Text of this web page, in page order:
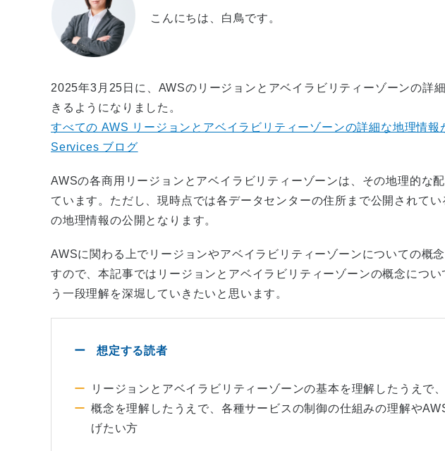
こんにちは、白鳥です。
2025年3月25日に、AWSのリージョンとアベイラビリティーゾーンの詳
きるようになりました。
すべての AWS リージョンとアベイラビリティーゾーンの詳細な地理情
Services ブログ
AWSの各商用リージョンとアベイラビリティーゾーンは、その地理的な
ています。ただし、現時点では各データセンターの住所まで公開されて
の地理情報の公開となります。
AWSに関わる上でリージョンやアベイラビリティーゾーンについての概
すので、本記事ではリージョンとアベイラビリティーゾーンの概念につ
う一段理解を深堀していきたいと思います。
想定する読者
リージョンとアベイラビリティーゾーンの基本を理解したうえで
概念を理解したうえで、各種サービスの制御の仕組みの理解や
げたい方